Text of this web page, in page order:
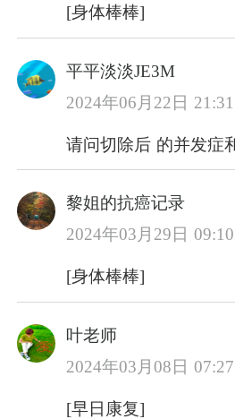
[身体棒棒]
平平淡淡JE3M
2024年06月22日 21:31
请问切除后 的并发症
黎姐的抗癌记录
2024年03月29日 09:10
[身体棒棒]
叶老师
2024年03月08日 07:27
[早日康复]